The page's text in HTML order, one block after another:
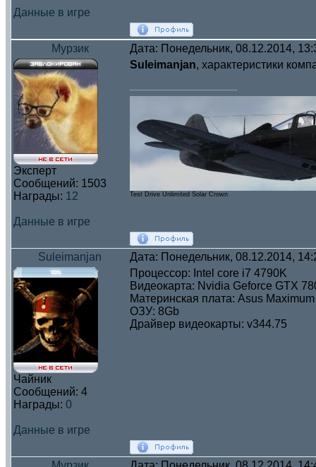
Данные в игре
Мурзик Дата: Понедельник, 08.12.2014,
Эксперт
Сообщений: 1503
Награды: 12
Данные в игре
Suleimanjan, характеристики
Test Drive Unlimited Solar Crown
Suleimanjan Дата: Понедельник, 08.12.2014,
Чайник
Сообщений: 4
Награды: 0
Данные в игре
Процессор: Intel core i7 4790K
Видеокарта: Nvidia Geforce GTX
Материнская плата: Asus
ОЗУ: 8Gb
Драйвер видеокарты: v344.75